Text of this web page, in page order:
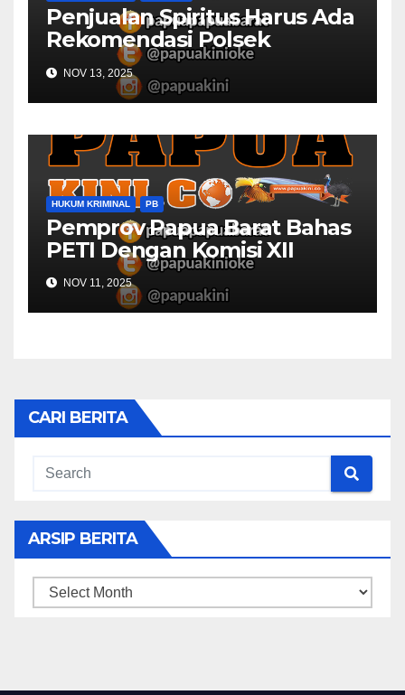
Penjualan Spiritus Harus Ada
Rekomendasi Polsek
Kaimana
NOV 13, 2025
HUKUM KRIMINAL PB
Pemprov Papua Barat Bahas
PETI Dengan Komisi XII
NOV 11, 2025
CARI BERITA
ARSIP BERITA
ARSIP